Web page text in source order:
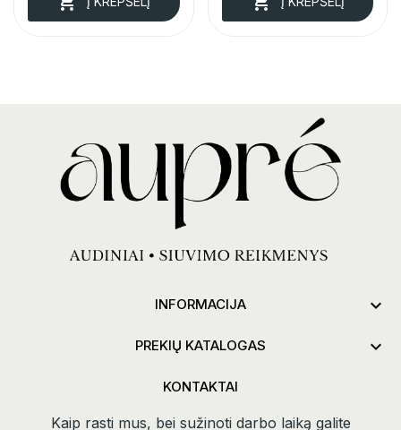
INFORMACIJA 
PREKIŲ KATALOGAS 
KONTAKTAI
Kaip rasti mus, bei sužinoti darbo laiką galite